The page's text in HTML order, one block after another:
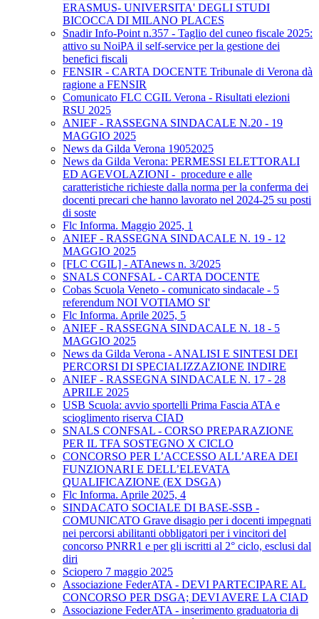
ERASMUS- UNIVERSITA' DEGLI STUDI
BICOCCA DI MILANO PLACES
Snadir Info-Point n.357 - Taglio del cuneo fiscale 2025:
attivo su NoiPA il self-service per la gestione dei
benefici fiscali
FENSIR - CARTA DOCENTE Tribunale di Verona dà
ragione a FENSIR
Comunicato FLC CGIL Verona - Risultati elezioni
RSU 2025
ANIEF - RASSEGNA SINDACALE N.20 - 19
MAGGIO 2025
News da Gilda Verona 19052025
News da Gilda Verona: PERMESSI ELETTORALI
ED AGEVOLAZIONI - procedure e alle
caratteristiche richieste dalla norma per la conferma dei
docenti precari che hanno lavorato nel 2024-25 su posti
di soste
Flc Informa. Maggio 2025, 1
ANIEF - RASSEGNA SINDACALE N. 19 - 12
MAGGIO 2025
[FLC CGIL] - ATAnews n. 3/2025
SNALS CONFSAL - CARTA DOCENTE
Cobas Scuola Veneto - comunicato sindacale - 5
referendum NOI VOTIAMO SI'
Flc Informa. Aprile 2025, 5
ANIEF - RASSEGNA SINDACALE N. 18 - 5
MAGGIO 2025
News da Gilda Verona - ANALISI E SINTESI DEI
PERCORSI DI SPECIALIZZAZIONE INDIRE
ANIEF - RASSEGNA SINDACALE N. 17 - 28
APRILE 2025
USB Scuola: avvio sportelli Prima Fascia ATA e
scioglimento riserva CIAD
SNALS CONFSAL - CORSO PREPARAZIONE
PER IL TFA SOSTEGNO X CICLO
CONCORSO PER L’ACCESSO ALL’AREA DEI
FUNZIONARI E DELL’ELEVATA
QUALIFICAZIONE (EX DSGA)
Flc Informa. Aprile 2025, 4
SINDACATO SOCIALE DI BASE-SSB -
COMUNICATO Grave disagio per i docenti impegnati
nei percorsi abilitanti obbligatori per i vincitori del
concorso PNRR1 e per gli iscritti al 2° ciclo, esclusi dal
diri
Sciopero 7 maggio 2025
Associazione FederATA - DEVI PARTECIPARE AL
CONCORSO PER DSGA; DEVI AVERE LA CIAD
Associazione FederATA - inserimento graduatoria di